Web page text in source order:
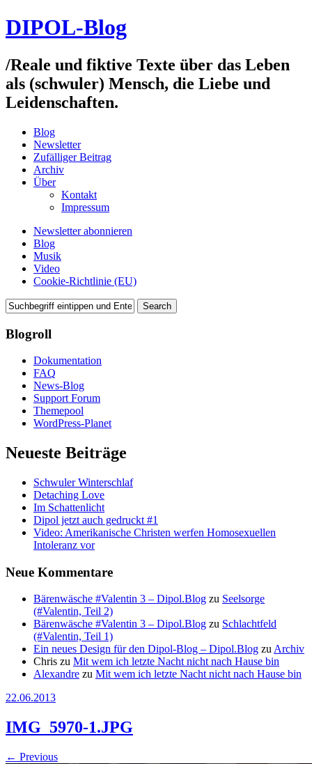
DIPOL-Blog
/Reale und fiktive Texte über das Leben
als (schwuler) Mensch, die Liebe und
Leidenschaften.
Blog
Newsletter
Zufälliger Beitrag
Archiv
Über
Kontakt
Impressum
Newsletter abonnieren
Blog
Musik
Video
Cookie-Richtlinie (EU)
Blogroll
Dokumentation
FAQ
News-Blog
Support Forum
Themepool
WordPress-Planet
Neueste Beiträge
Schwuler Winterschlaf
Detaching Love
Im Schattenlicht
Dipol jetzt auch gedruckt #1
Video: Amerikanische Christen werfen Homosexuellen
Intoleranz vor
Neue Kommentare
Bärenwäsche #Valentin 3 – Dipol.Blog zu Seelsorge
(#Valentin, Teil 2)
Bärenwäsche #Valentin 3 – Dipol.Blog zu Schlachtfeld
(#Valentin, Teil 1)
Ein neues Design für den Dipol-Blog – Dipol.Blog zuArchiv
Chris zu Mit wem ich letzte Nacht nicht nach Hause bin
Alexandre zu Mit wem ich letzte Nacht nicht nach Hause bin
22.06.2013
IMG_5970-1.JPG
← Previous